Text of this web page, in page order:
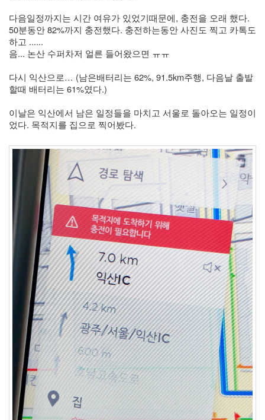
다음일정까지는 시간 여유가 있었기때문에, 충전을 오래 했다.
50분동안 82%까지 충전했다. 충전하는동안 사진도 찍고 카톡도
하고 ......
음... 논산 수퍼차저 얼른 들어왔으면 ㅠㅠ
다시 익산으로… (남은배터리는 62%, 91.5km주행, 다음날 출발
할때 배터리는 61%였다.)
이날은 익산에서 남은 일정들을 마치고 서울로 돌아오는 일정이
었다. 목적지를 집으로 찍어봤다.